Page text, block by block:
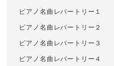
ピアノ名曲レパートリー１
ピアノ名曲レパートリー２
ピアノ名曲レパートリー３
ピアノ名曲レパートリー４